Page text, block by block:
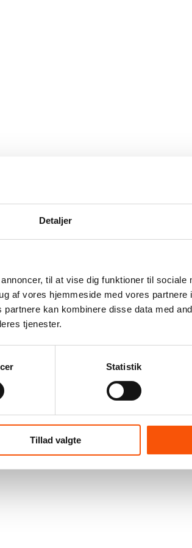
Detaljer
til at vise dig funktioner til sociale
af vores hjemmeside med vores partnere
kan kombinere disse data med
tjenester.
Statistik
Tillad valgte